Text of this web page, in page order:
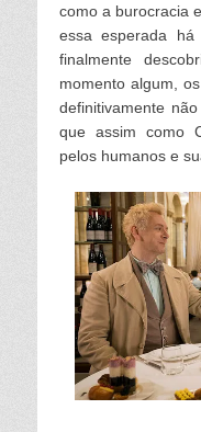
como a burocracia
essa esperada
finalmente
momento algum,
definitivamente
que assim como
pelos humanos e